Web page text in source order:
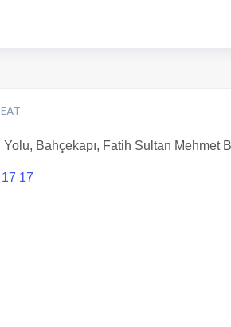
Yolu, Bahçekapı, Fatih Sultan Mehmet
17